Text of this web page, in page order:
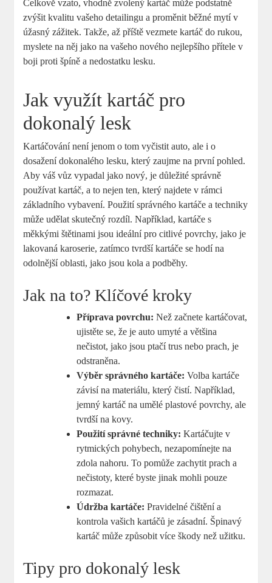
Celkově vzato, vhodně zvolený kartáč může podstatně
‍zvýšit ​kvalitu vašeho detailingu a proměnit‌ běžné mytí​ v
úžasný zážitek.⁣ Takže, až⁤ příště vezmete kartáč⁣ do rukou,
myslete na něj jako na vašeho⁢ nového nejlepšího přítele ⁢v
⁤boji proti špíně a nedostatku lesku.
Jak využít ‌kartáč⁤ pro
‌dokonalý lesk
Kartáčování není jenom o tom vyčistit ⁤auto,⁢ ale i‌ o
dosažení dokonalého lesku, který zaujme na první ‌pohled.
Aby váš​ vůz​ vypadal jako nový, ⁣je důležité správně‍
používat kartáč, a‌ to ‍nejen ten, který najdete v rámci
základního vybavení. Použití ‍správného kartáče a ⁢techniky
může udělat ‌skutečný rozdíl. Například, kartáče s
⁢měkkými štětinami jsou ideální ⁤pro citlivé povrchy, jako je
lakovaná karoserie, zatímco tvrdší kartáče se hodí na
odolnější oblasti, ⁤jako jsou⁤ kola a podběhy.
Jak ‍na to? ⁤Klíčové⁢ kroky
Příprava povrchu: Než začnete ⁣kartáčovat,
ujistěte ⁣se, ‍že je auto umyté a většina
nečistot,⁣ jako ​jsou⁤ ptačí trus nebo prach, je
odstraněna.
Výběr správného kartáče: Volba kartáče
závisí na materiálu, který čistí. Například,
jemný‌ kartáč na umělé plastové povrchy,⁢ ale
tvrdší na kovy.
Použití⁣ správné ⁢techniky: Kartáčujte v
rytmických pohybech, nezapomínejte na
zdola nahoru. To pomůže zachytit prach a⁣
nečistoty, které byste jinak mohli pouze
rozmazat.
Údržba kartáče: Pravidelné čištění a
kontrola ⁣vašich kartáčů je zásadní.​ Špinavý
kartáč může způsobit⁤ více ‍škody ‌než užitku.
Tipy pro dokonalý lesk